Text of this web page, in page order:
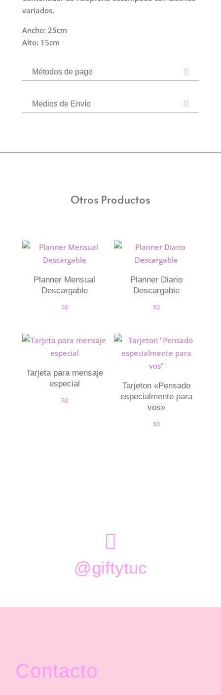
variados.
Ancho: 25cm
Alto: 15cm
Métodos de pago
Medios de Envío
Otros Productos
Planner Mensual
Descargable
$0
Planner Diario
Descargable
$0
Tarjeta para mensaje
especial
$0
Tarjeton «Pensado
especialmente para
vos»
$0

@giftytuc
Contacto